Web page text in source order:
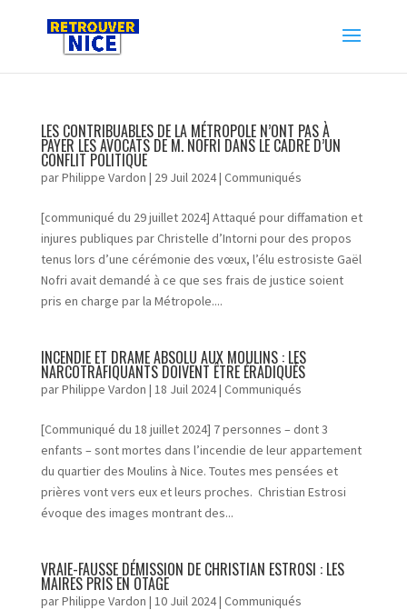
LES CONTRIBUABLES DE LA MÉTROPOLE N’ONT PAS À
PAYER LES AVOCATS DE M. NOFRI DANS LE CADRE D’UN
CONFLIT POLITIQUE
parPhilippe Vardon | 29 Juil 2024| Communiqués
[communiqué du 29 juillet 2024] Attaqué pour diffamation et
injures publiques par Christelle d’Intorni pour des propos
tenus lors d’une cérémonie des vœux, l’élu estrosiste Gaël
Nofri avait demandé à ce que ses frais de justice soient
pris en charge par la Métropole....
INCENDIE ET DRAME ABSOLU AUX MOULINS : LES
NARCOTRAFIQUANTS DOIVENT ÊTRE ÉRADIQUÉS
parPhilippe Vardon | 18 Juil 2024| Communiqués
[Communiqué du 18 juillet 2024] 7 personnes – dont 3
enfants – sont mortes dans l’incendie de leur appartement
du quartier des Moulins à Nice. Toutes mes pensées et
prières vont vers eux et leurs proches. Christian Estrosi
évoque des images montrant des...
VRAIE-FAUSSE DÉMISSION DE CHRISTIAN ESTROSI : LES
MAIRES PRIS EN OTAGE
parPhilippe Vardon | 10 Juil 2024| Communiqués